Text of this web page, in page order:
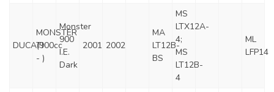
DUCATI
MONSTER
(900cc
- )
Monster
900
I.E.
Dark
2001 2002
MA
LT12B-
BS
MS
LTX12A-
4;
MS
LT12B-
4
ML
LFP14